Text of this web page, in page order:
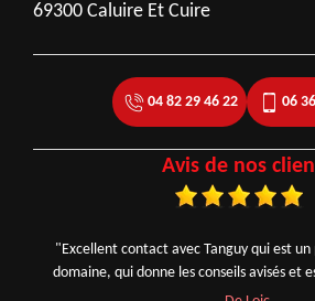
69300 Caluire Et Cuire
04 82 29 46 22 06
Avis de nos
"Excellent contact avec Tanguy qui est un
domaine, qui donne les conseils avisés et